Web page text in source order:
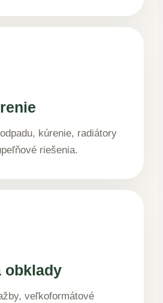
kúrenie, radiátory
riešenia.
obklady
veľkoformátové